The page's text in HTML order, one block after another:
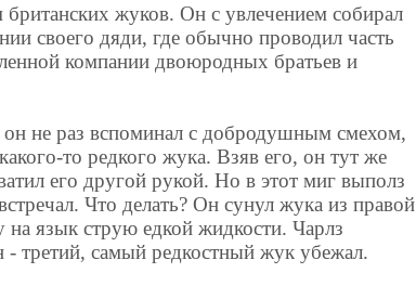
жуков. Он с увлечением собирал
своего дяди, где обычно проводил часть
компании двоюродных братьев и
не раз вспоминал с добродушным смехом,
то редкого жука. Взяв его, он тут же
его другой рукой. Но в этот миг выполз
Что делать? Он сунул жука из правой
язык струю едкой жидкости. Чарлз
третий, самый редкостный жук убежал.